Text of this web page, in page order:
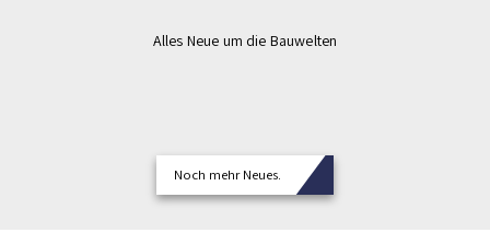
Alles Neue um die Bauwelten
Noch mehr Neues.